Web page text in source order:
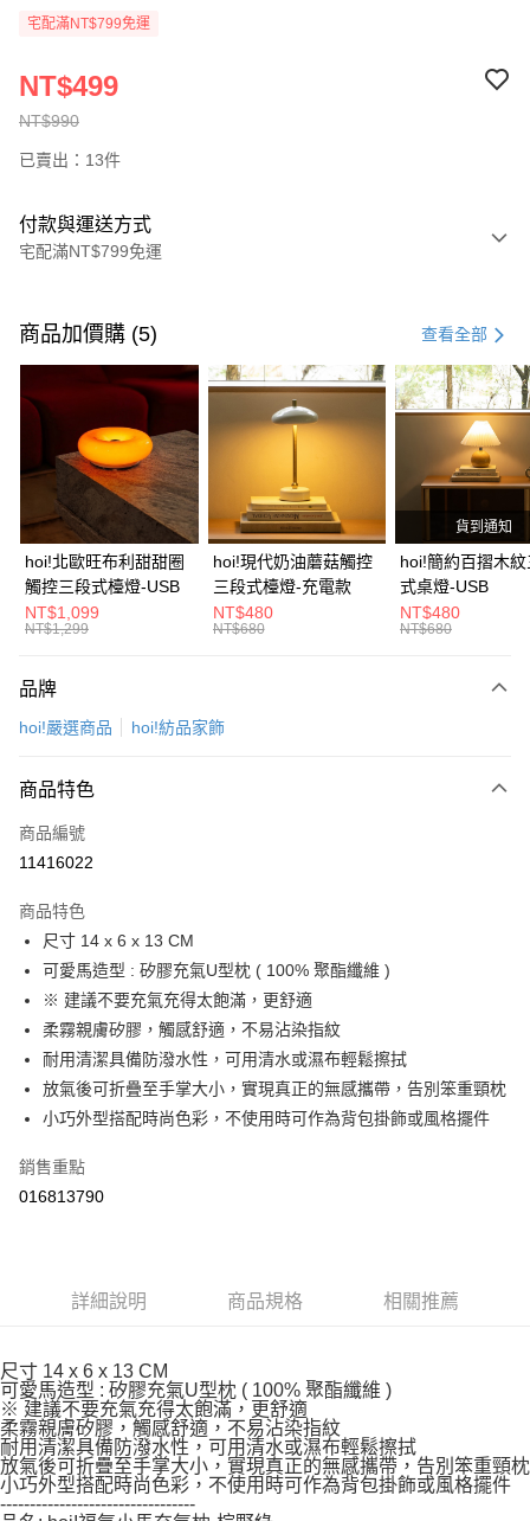
宅配滿NT$799免運
NT$990
NT$499
已賣出：13件
付款與運送方式
宅配滿NT$799免運
信用卡一次付款
信用卡分期付款
3 期 0 利率 每期 21家銀行
合作金庫商業銀行
第一商業銀行
華南商業銀行
彰化商業銀行
上海商業儲蓄銀行
台北富邦商業銀行
國泰世華商業銀行
兆豐國際商業銀行
臺灣中小企業銀行
台中商業銀行
匯豐（台灣）商業銀行
華泰商業銀行
聯邦商業銀行
遠東國際商業銀行
元大商業銀行
台灣樂天信用卡公司
6 期 0 利率 每期NT$83 21家銀行
合作金庫商業銀行
第一商業銀行
華南商業銀行
彰化商業銀行
上海商業儲蓄銀行
台北富邦商業銀行
國泰世華商業銀行
兆豐國際商業銀行
臺灣中小企業銀行
台中商業銀行
匯豐（台灣）商業銀行
聯邦商業銀行
玉山商業銀行
台灣樂天信用卡公司
LINE Pay
Apple Pay
街口支付
AFTEE先享後付
【關於「AFTEE先享後付」】
AFTEE先享後付是「在收到商品之後才付款」的支付方式。 讓您購物簡單
便利好安心！
３．安心：先確認商品／服務後，再付款。
【「AFTEE先享後付」結帳流程】
結帳頁面，進行簡訊認證並確認金額後，即可完成結帳。
３．收到繳費通知簡訊後14天內，點擊此簡訊中的連結，可透過四大超商／
ATM／網路銀行／等多元方式進行付款，方視為交易完成。
購買商品的店家。未經商家同意取消之訂單仍視為有效，需透過AFTEE先享
後付繳納相關費用。
※ 交易是否成功請以「AFTEE先享後付 」之結帳頁面顯示為準，若有關於
是否繳費成功／繳費後需取消欲退款等相關疑問，請聯繫「AFTEE先享後付
客戶支援中心」https://netprotections.freshdesk.com/support/home
１．透過由恩沛科技股份有限公司提供之「AFTEE先享後付」服務完成之交
權轉讓予恩沛科技股份有限公司。
２．關於個人資料處理事宜，請瀏覽以下網址：
４．使用「AFTEE先享後付」時，將依據個別帳號之用戶狀況，依本公司即
５．嚴禁一人註冊多個帳號或使用他人資訊註冊。若發現惡意使用之情形，
恩沛科技股份有限公司將有權停止該用戶之使用額度並採取法律行動。
每筆NT$99，滿NT$799(含以上)免運費
商品加價購 (5) 查看全部
hoi!北歐旺布利甜甜圈
觸控三段式檯燈-USB
NT$1,099
NT$1,299
hoi!現代奶油蘑菇觸控
三段式檯燈-充電款
NT$480
NT$680
貨到通知
hoi!簡約百摺木
式桌燈-USB
NT$480
NT$680
品牌
hoi!嚴選商品 hoi!紡品家飾
商品特色
商品編號
11416022
商品特色
尺寸 14 x 6 x 13 CM
可愛馬造型 : 矽膠充氣U型枕 ( 100% 聚酯纖維 )
※ 建議不要充氣充得太飽滿，更舒適
柔霧親膚矽膠，觸感舒適，不易沾染指紋
耐用清潔具備防潑水性，可用清水或濕布輕鬆擦拭
放氣後可折疊至手掌大小，實現真正的無感攜帶，告別笨重頸枕
小巧外型搭配時尚色彩，不使用時可作為背包掛飾或風格擺件
銷售重點
016813790
詳細說明 商品規格 相關推薦
尺寸 14 x 6 x 13 CM
可愛馬造型 : 矽膠充氣U型枕 ( 100% 聚酯纖維 )
※ 建議不要充氣充得太飽滿，更舒適
柔霧親膚矽膠，觸感舒適，不易沾染指紋
耐用清潔具備防潑水性，可用清水或濕布輕鬆擦拭
放氣後可折疊至手掌大小，實現真正的無感攜帶，告別笨重頸枕
小巧外型搭配時尚色彩，不使用時可作為背包掛飾或風格擺件
---------------------------------